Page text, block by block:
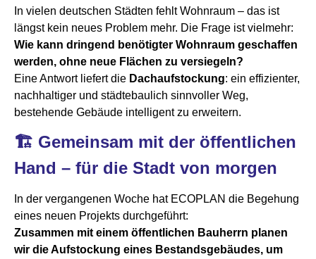
​In vielen deutschen Städten fehlt Wohnraum – das ist
längst kein neues Problem mehr. Die Frage ist vielmehr:
Wie kann dringend benötigter Wohnraum geschaffen
werden, ohne neue Flächen zu versiegeln?
Eine Antwort liefert die Dachaufstockung: ein effizienter,
nachhaltiger und städtebaulich sinnvoller Weg,
bestehende Gebäude intelligent zu erweitern.
🏗️ Gemeinsam mit der öffentlichen
Hand – für die Stadt von morgen
In der vergangenen Woche hat ECOPLAN die Begehung
eines neuen Projekts durchgeführt:
Zusammen mit einem öffentlichen Bauherrn planen
wir die Aufstockung eines Bestandsgebäudes, um